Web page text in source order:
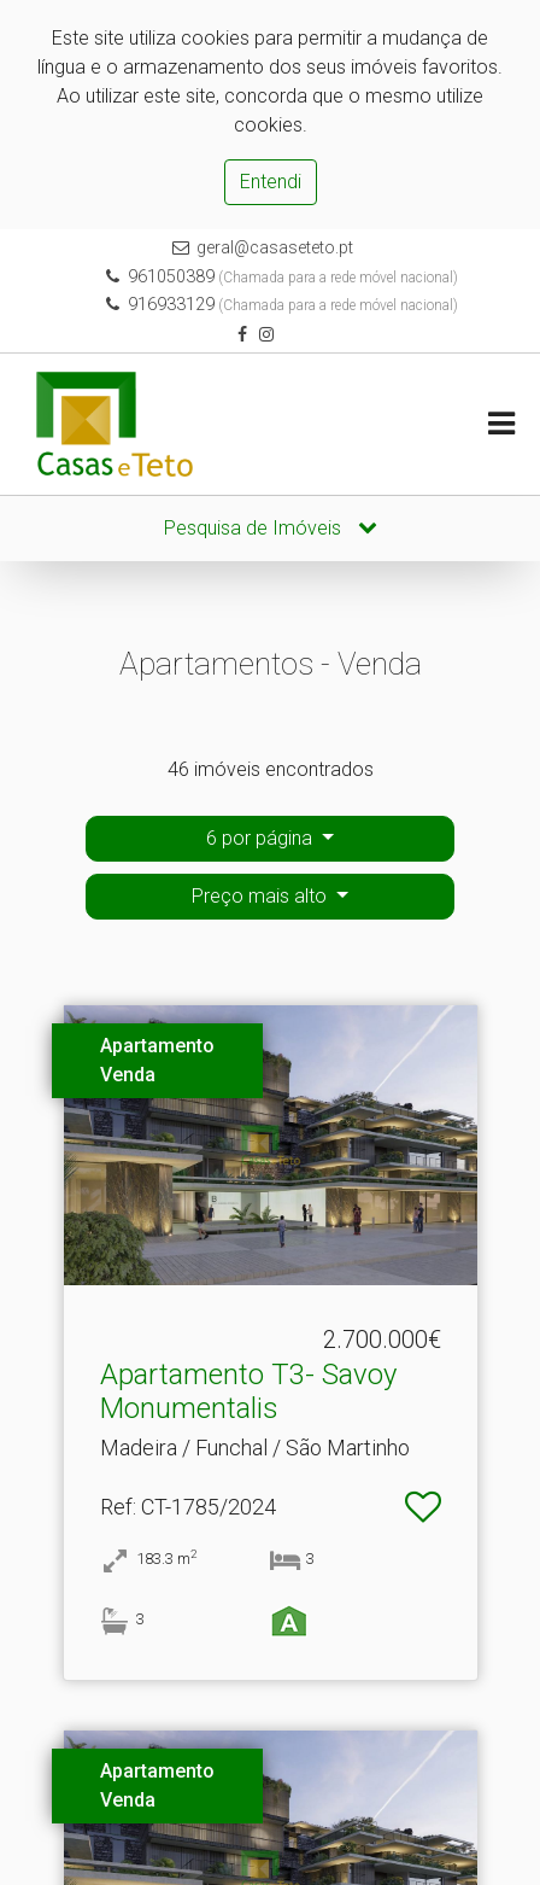
Este site utiliza cookies para permitir a mudança de
língua e o armazenamento dos seus imóveis favoritos.
Ao utilizar este site, concorda que o mesmo utilize
cookies.
Entendi
geral@casaseteto.pt
961050389 (Chamada para a rede móvel nacional)
916933129 (Chamada para a rede móvel nacional)
Pesquisa de Imóveis
Apartamentos - Venda
46 imóveis encontrados
6 por página
Preço mais alto
Apartamento
Venda
2.700.000€
Apartamento T3- Savoy
Monumentalis
Madeira / Funchal / São Martinho
Ref: CT-1785/2024
183.3 m2 3
3
Apartamento
Venda